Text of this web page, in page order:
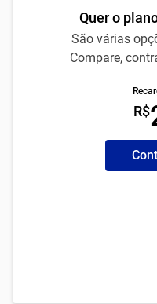
Quer o
São várias
Compare,
R$